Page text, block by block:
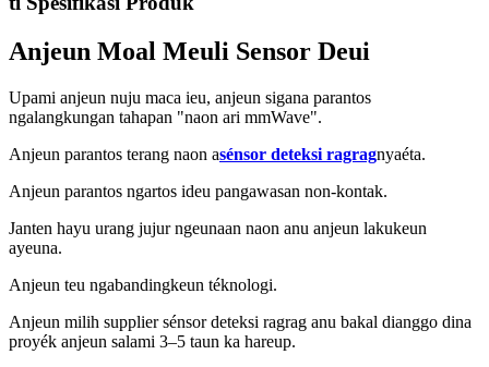
Anjeun Moal Meuli Sensor Deui
Upami anjeun nuju maca ieu, anjeun sigana parantos
ngalangkungan tahapan "naon ari mmWave".
Anjeun parantos terang naon asénsor deteksi ragragnyaéta.
Anjeun parantos ngartos ideu pangawasan non-kontak.
Janten hayu urang jujur ​​​​​​ngeunaan naon anu anjeun lakukeun
ayeuna.
Anjeun teu ngabandingkeun téknologi.
Anjeun milih supplier sénsor deteksi ragrag anu bakal dianggo dina
proyék anjeun salami 3–5 taun ka hareup.